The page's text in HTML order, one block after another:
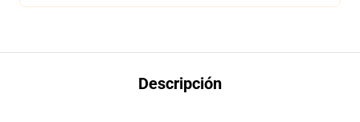
Descripción